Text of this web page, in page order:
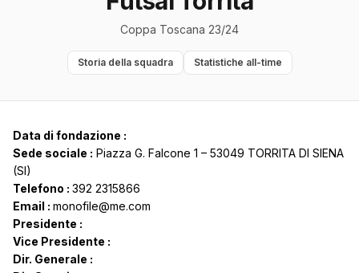
Coppa Toscana 23/24
Storia della squadra Statistiche all-time
Data di fondazione :
Sede sociale : Piazza G. Falcone 1 – 53049 TORRITA DI SIENA
(SI)
Telefono : 392 2315866
Email : monofile@me.com
Presidente :
Vice Presidente :
Dir. Generale :